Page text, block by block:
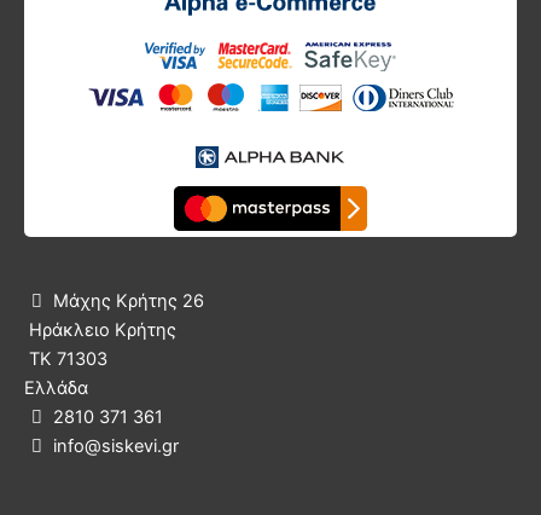

Μάχης Κρήτης 26
Ηράκλειο Κρήτης
ΤΚ 71303
Ελλάδα
 2810 371 361
 info@siskevi.gr